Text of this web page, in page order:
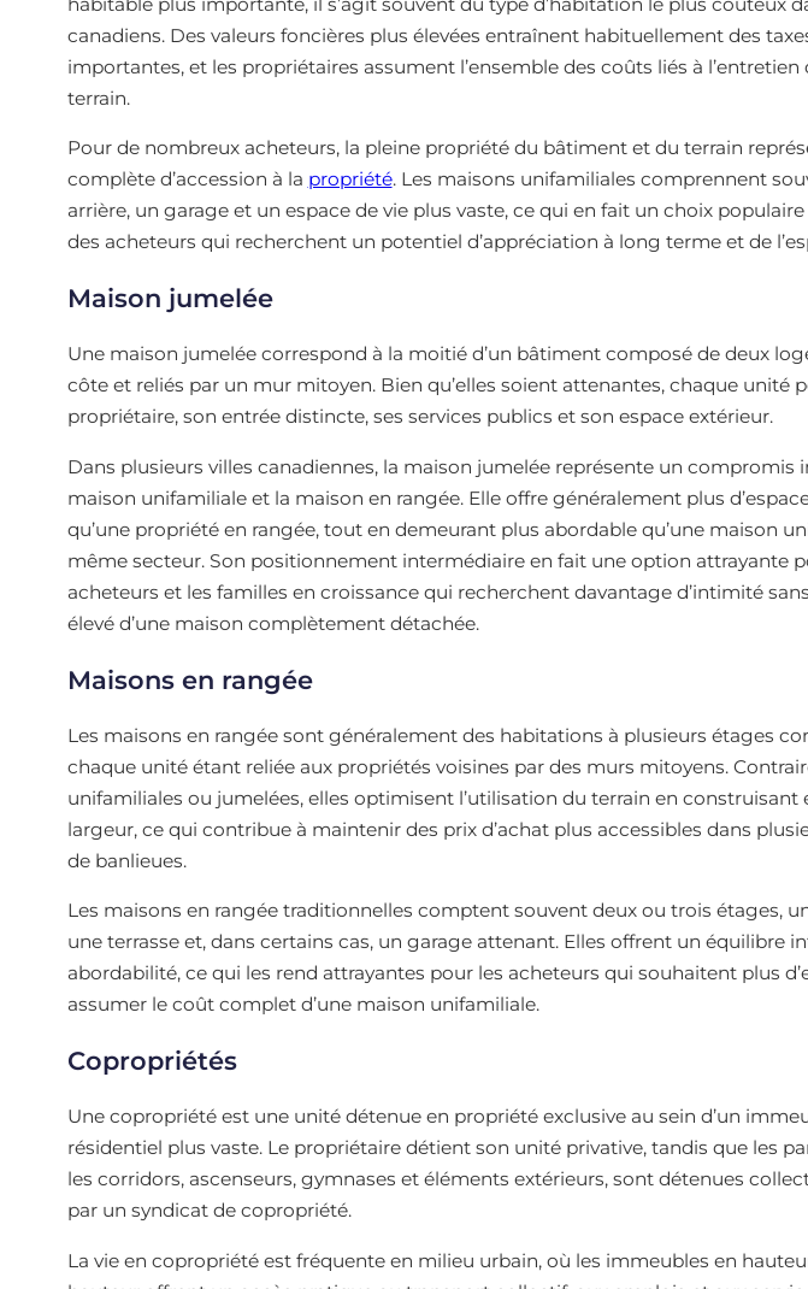
canadiens. Des valeurs foncières plus élevées entraînent habituellement des
importantes, et les propriétaires assument l’ensemble des coûts liés à
terrain.
Pour de nombreux acheteurs, la pleine propriété du bâtiment et du terrain
complète d’accession à la propriété. Les maisons unifamiliales comprennent
arrière, un garage et un espace de vie plus vaste, ce qui en fait un choix
des acheteurs qui recherchent un potentiel d’appréciation à long terme et de
Maison jumelée
Une maison jumelée correspond à la moitié d’un bâtiment composé de deux
côte et reliés par un mur mitoyen. Bien qu’elles soient attenantes, chaque unité
propriétaire, son entrée distincte, ses services publics et son espace extérieur.
Dans plusieurs villes canadiennes, la maison jumelée représente un compromis
maison unifamiliale et la maison en rangée. Elle offre généralement plus
qu’une propriété en rangée, tout en demeurant plus abordable qu’une maison
même secteur. Son positionnement intermédiaire en fait une option attrayante
acheteurs et les familles en croissance qui recherchent davantage d’intimité
élevé d’une maison complètement détachée.
Maisons en rangée
Les maisons en rangée sont généralement des habitations à plusieurs étages
chaque unité étant reliée aux propriétés voisines par des murs mitoyens.
unifamiliales ou jumelées, elles optimisent l’utilisation du terrain en construisant
largeur, ce qui contribue à maintenir des prix d’achat plus accessibles dans
de banlieues.
Les maisons en rangée traditionnelles comptent souvent deux ou trois étages,
une terrasse et, dans certains cas, un garage attenant. Elles offrent un équilibre
abordabilité, ce qui les rend attrayantes pour les acheteurs qui souhaitent plus
assumer le coût complet d’une maison unifamiliale.
Copropriétés
Une copropriété est une unité détenue en propriété exclusive au sein d’un
résidentiel plus vaste. Le propriétaire détient son unité privative, tandis que les
les corridors, ascenseurs, gymnases et éléments extérieurs, sont détenues
par un syndicat de copropriété.
La vie en copropriété est fréquente en milieu urbain, où les immeubles en